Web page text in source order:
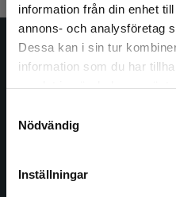
information från din enhet
annons- och analysföretag
Dessa kan i sin tur
information som du har
Nödvändig
Inställningar
Det verkar som att du
studentlitteratur.se via
Vi erbjuder inte
att kunna slutföra ett
Studentlitteratur
Studentlitteratur grundades
ledande utbildningsförlag.
facklitteratur, utbildningar
längs hela kunskapsresan.